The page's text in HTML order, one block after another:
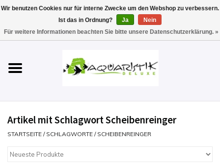
Aquarien
Technik
Einrichten & Gestalten
Artikel mit Schlagwort Scheibenreinger
STARTSEITE / SCHLAGWORTE / SCHEIBENREINGER
Wir benutzen Cookies nur für interne Zwecke um den Webshop zu verbessern.
Ist das in Ordnung?
Ja
Nein
Für weitere Informationen beachten Sie bitte unsere Datenschutzerklärung. »